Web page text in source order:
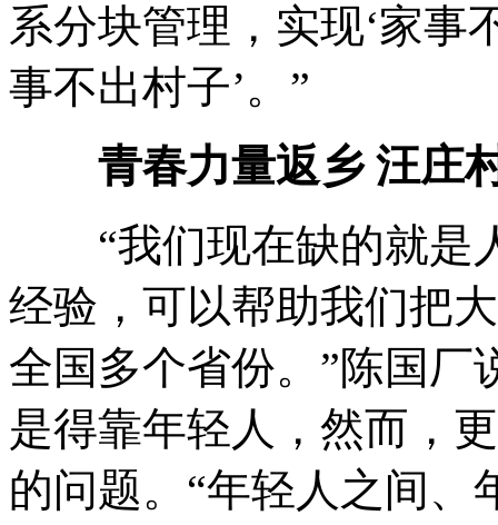
系分块管理 ， 实现‘家事
事不出村子’。 ”
青春力量返乡 汪庄
“我们现在缺的就是
经验 ， 可以帮助我们把
全国多个省份。 ”陈国厂
是得靠年轻人 ， 然而 ，
的问题。 “年轻人之间、